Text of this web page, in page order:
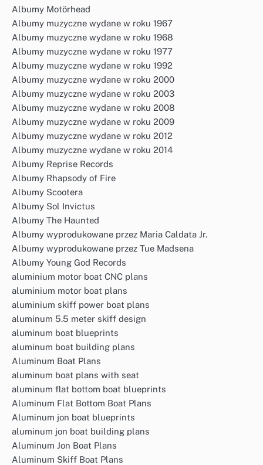
Albumy Motörhead
Albumy muzyczne wydane w roku 1967
Albumy muzyczne wydane w roku 1968
Albumy muzyczne wydane w roku 1977
Albumy muzyczne wydane w roku 1992
Albumy muzyczne wydane w roku 2000
Albumy muzyczne wydane w roku 2003
Albumy muzyczne wydane w roku 2008
Albumy muzyczne wydane w roku 2009
Albumy muzyczne wydane w roku 2012
Albumy muzyczne wydane w roku 2014
Albumy Reprise Records
Albumy Rhapsody of Fire
Albumy Scootera
Albumy Sol Invictus
Albumy The Haunted
Albumy wyprodukowane przez Maria Caldata Jr.
Albumy wyprodukowane przez Tue Madsena
Albumy Young God Records
aluminium motor boat CNC plans
aluminium motor boat plans
aluminium skiff power boat plans
aluminum 5.5 meter skiff design
aluminum boat blueprints
aluminum boat building plans
Aluminum Boat Plans
aluminum boat plans with seat
aluminum flat bottom boat blueprints
Aluminum Flat Bottom Boat Plans
Aluminum jon boat blueprints
aluminum jon boat building plans
Aluminum Jon Boat Plans
Aluminum Skiff Boat Plans